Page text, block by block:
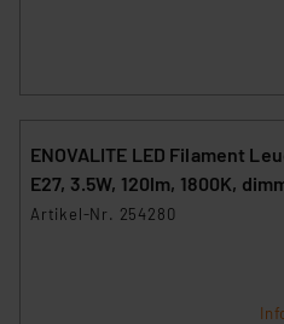
ENOVALITE LED Filament
E27, 3.5W, 120lm, 1800K,
Artikel-Nr. 254280